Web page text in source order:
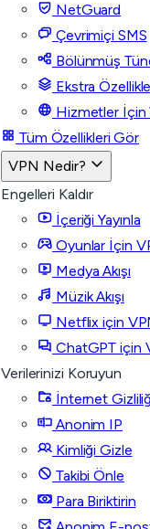
NetGuard
Çevrimiçi SMS
Bölünmüş
Ekstra
Hizmetler İçin
Tüm Özellikleri Gör
VPN Nedir?
Engelleri Kaldır
İçeriği Yayınla
Oyunlar İçin
Medya Akışı
Müzik Akışı
Netflix için
ChatGPT için
Verilerinizi Koruyun
İnternet
Anonim IP
Kimliği Gizle
Takibi Önle
Para Biriktirin